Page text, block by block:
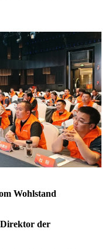
Wohlstand
der